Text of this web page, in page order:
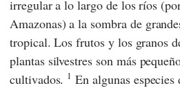
irregular a lo largo de los ríos
Amazonas) a la sombra de
tropical. Los frutos y los granos
plantas silvestres son más
cultivados. 1 En algunas especies